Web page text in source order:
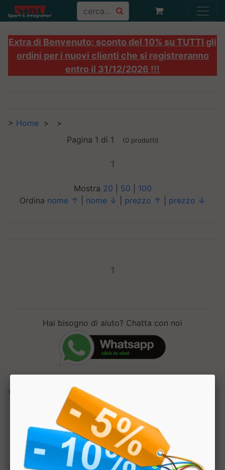
Extra di Benvenuto: sconto del 10% su TUTTI gli
ordini per i nuovi clienti che si registreranno
entro il 31/12/2026 !!!
> Home >
>
Pagina 1 di 1
(0 prodotti)
1
Mostra 20 50
100
Ordina nome ↑ nome ↓ prezzo ↑ prezzo ↓
1
Hai bisogno di aiuto? Chatta con noi